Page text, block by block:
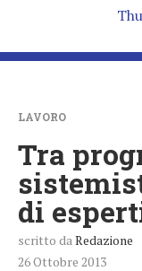
LAVORO
Tra
di
scritto da Redazione
26 Ottobre 2013